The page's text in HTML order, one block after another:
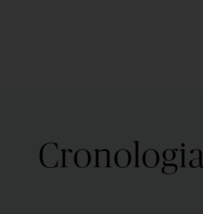
Cronologia